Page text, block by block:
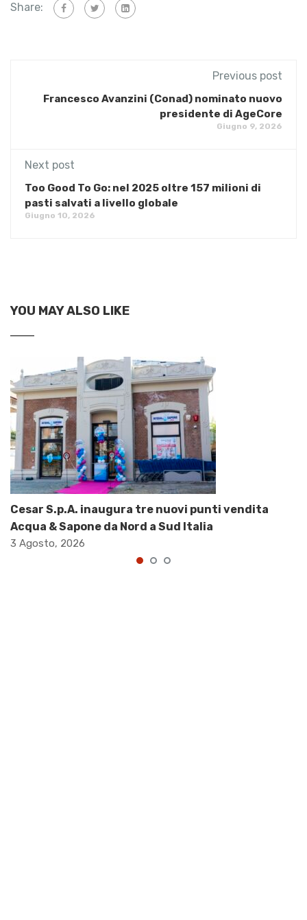
Share:
Previous post
Francesco Avanzini (Conad) nominato nuovo
presidente di AgeCore
Giugno 9, 2026
Next post
Too Good To Go: nel 2025 oltre 157 milioni di
pasti salvati a livello globale
Giugno 10, 2026
YOU MAY ALSO LIKE
Cesar S.p.A. inaugura tre nuovi punti vendita
Acqua & Sapone da Nord a Sud Italia
3 Agosto, 2026